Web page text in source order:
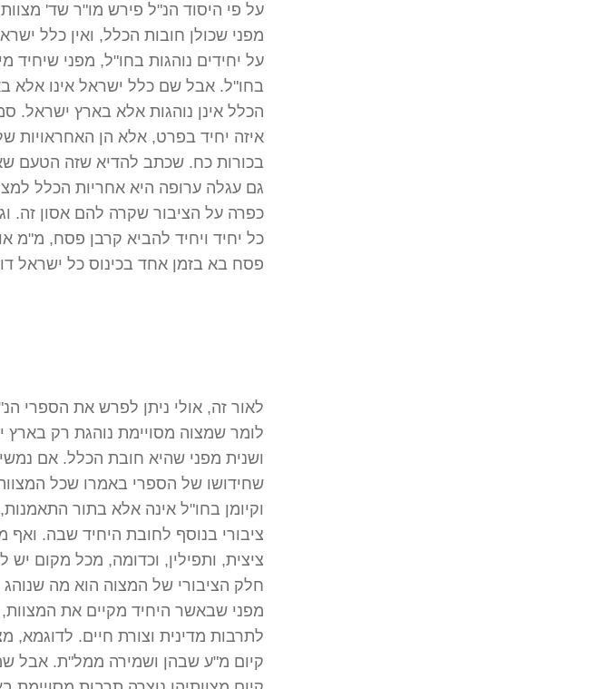
על פי היסוד הנ"ל פירש מו"ר שד'
מפני שכולן חובות הכלל, ואין כלל
על יחידים נוהגות בחו"ל, מפני
בחו"ל. אבל שם כלל ישראל אינו אלא
הכלל אינן נוהגות אלא בארץ ישראל.
איזה יחיד בפרט, אלא הן האחראויות
בכורות כח. שכתב להדיא שזה הטעם
גם עגלה ערופה היא אחריות הכלל
כפרה על הציבור שקרה להם אסון זה.
כל יחיד ויחיד להביא קרבן פסח, מ"מ
פסח בא בזמן אחד בכינוס כל ישראל
לאור זה, אולי ניתן לפרש את הספרי
לומר שמצוה מסויימת נוהגת רק
ושנית מפני שהיא חובת הכלל. אם
שחידושו של הספרי באמרו שכל
וקיומן בחו"ל אינה אלא בתור
ציבורי בנוסף לחובת היחיד שבה. ואף
ציצית, ותפילין, וכדומה, מכל מקום יש
חלק הציבורי של המצוה הוא מה
מפני שבאשר היחיד מקיים את המצוות,
לתרבות מדינית וצורת חיים. לדוגמא,
קיום מ"ע שבהן ושמירה ממל"ת. אבל